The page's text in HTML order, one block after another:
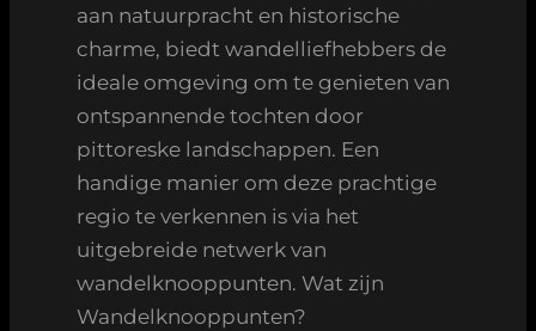
aan natuurpracht en historische
charme, biedt wandelliefhebbers de
ideale omgeving om te genieten van
ontspannende tochten door
pittoreske landschappen. Een
handige manier om deze prachtige
regio te verkennen is via het
uitgebreide netwerk van
wandelknooppunten. Wat zijn
Wandelknooppunten?